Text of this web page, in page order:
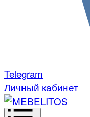
Telegram
Личный кабинет